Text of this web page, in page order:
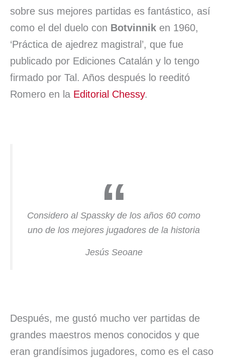
sobre sus mejores partidas es fantástico, así
como el del duelo con Botvinnik en 1960,
‘Práctica de ajedrez magistral’, que fue
publicado por Ediciones Catalán y lo tengo
firmado por Tal. Años después lo reeditó
Romero en la Editorial Chessy.
Considero al Spassky de los años 60 como
uno de los mejores jugadores de la historia
Jesús Seoane
Después, me gustó mucho ver partidas de
grandes maestros menos conocidos y que
eran grandísimos jugadores, como es el caso